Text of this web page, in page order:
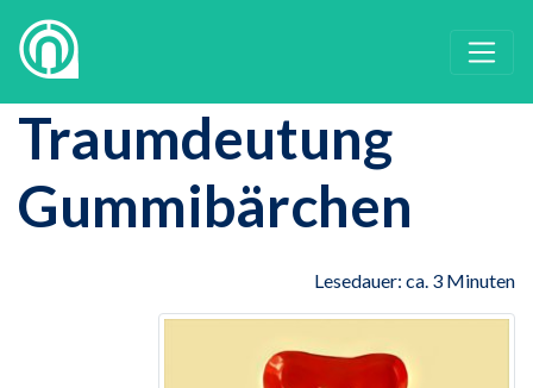
Traumdeutung
Gummibärchen
Lesedauer: ca. 3 Minuten